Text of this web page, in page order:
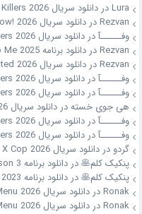
Luraدردانلود سریال A Shop for Killers 2026
Rezvanدردانلود سریال See You at Work Tomorrow! 2026
وفــــــآدردانلود سریال A Shop for Killers 2026
Rezvanدردانلود برنامه Noona is A Woman to Me 2025
Rezvanدردانلود سریال Agent Kim Reactivated 2026
وفــــــآدردانلود سریال A Shop for Killers 2026
وفــــــآدردانلود سریال A Shop for Killers 2026
هی جوی خستهدردانلود سریال Overdo 2026
وفــــــآدردانلود سریال A Shop for Killers 2026
وفــــــآدردانلود سریال A Shop for Killers 2026
گردو دردانلود سریال Flex X Cop 2026
پنکیک کلم🥞دردانلود برنامه Fresh off the Sea Season 3
پنکیک کلم🥞دردانلود برنامه Zombieverse 2023
Ronakدردانلود سریال Love on the Menu 2026
Ronakدردانلود سریال Love on the Menu 2026